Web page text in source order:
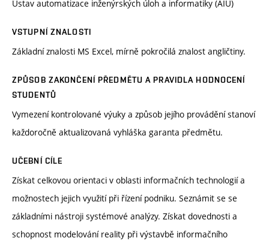
Ústav automatizace inženýrských úloh a informatiky (AIU)
VSTUPNÍ ZNALOSTI
Základní znalosti MS Excel, mírně pokročilá znalost angličtiny.
ZPŮSOB ZAKONČENÍ PŘEDMĚTU A PRAVIDLA HODNOCENÍ
STUDENTŮ
Vymezení kontrolované výuky a způsob jejího provádění stanoví
každoročně aktualizovaná vyhláška garanta předmětu.
UČEBNÍ CÍLE
Získat celkovou orientaci v oblasti informačních technologií a
možnostech jejich využití při řízení podniku. Seznámit se se
základními nástroji systémové analýzy. Získat dovednosti a
schopnost modelování reality při výstavbě informačního